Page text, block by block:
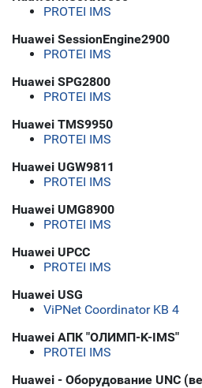
PROTEI IMS
Huawei SessionEngine2900
PROTEI IMS
Huawei SPG2800
PROTEI IMS
Huawei TMS9950
PROTEI IMS
Huawei UGW9811
PROTEI IMS
Huawei UMG8900
PROTEI IMS
Huawei UPCC
PROTEI IMS
Huawei USG
ViPNet Coordinator KB 4
Huawei АПК "ОЛИМП-K-IMS"
PROTEI IMS
Huawei - Оборудование UNC